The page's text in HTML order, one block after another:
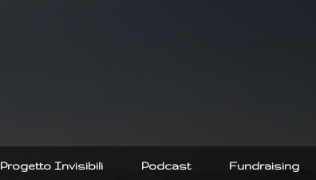
Progetto Invisibili Podcast Fundraising